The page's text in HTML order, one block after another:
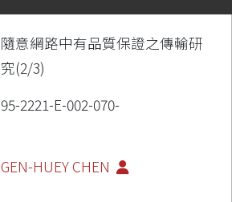
隨意網路中有品質保證之傳輸研
究(2/3)
95-2221-E-002-070-
GEN-HUEY CHEN